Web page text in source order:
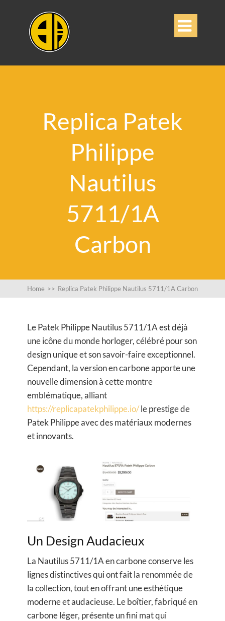

Replica Patek
Philippe
Nautilus
5711/1A
Carbon
Home >> Replica Patek Philippe Nautilus 5711/1A Carbon
Le Patek Philippe Nautilus 5711/1A est déjà
une icône du monde horloger, célébré pour son
design unique et son savoir-faire exceptionnel.
Cependant, la version en carbone apporte une
nouvelle dimension à cette montre
emblématique, alliant
https://replicapatekphilippe.io/le prestige de
Patek Philippe avec des matériaux modernes
et innovants.
Un Design Audacieux
La Nautilus 5711/1A en carbone conserve les
lignes distinctives qui ont fait la renommée de
la collection, tout en offrant une esthétique
moderne et audacieuse. Le boîtier, fabriqué en
carbone léger, présente un fini mat qui